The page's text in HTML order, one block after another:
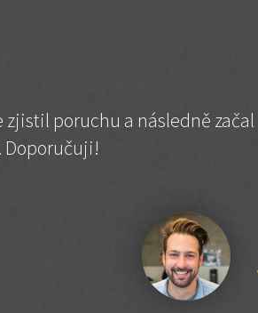
poruchu a následně
Doporučuji!